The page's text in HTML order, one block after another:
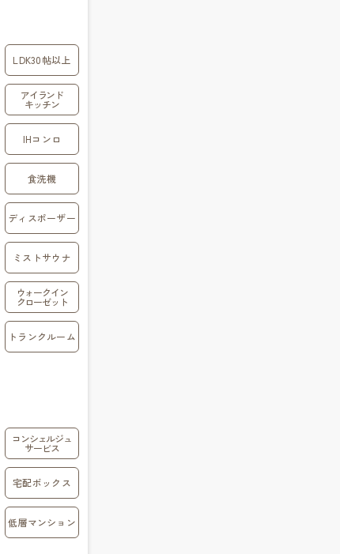
LDK30帖以上
アイランド
キッチン
IHコンロ
食洗機
ディスポーザー
ミストサウナ
ウォークイン
クローゼット
トランクルーム
コンシェルジュ
サービス
宅配ボックス
低層マンション